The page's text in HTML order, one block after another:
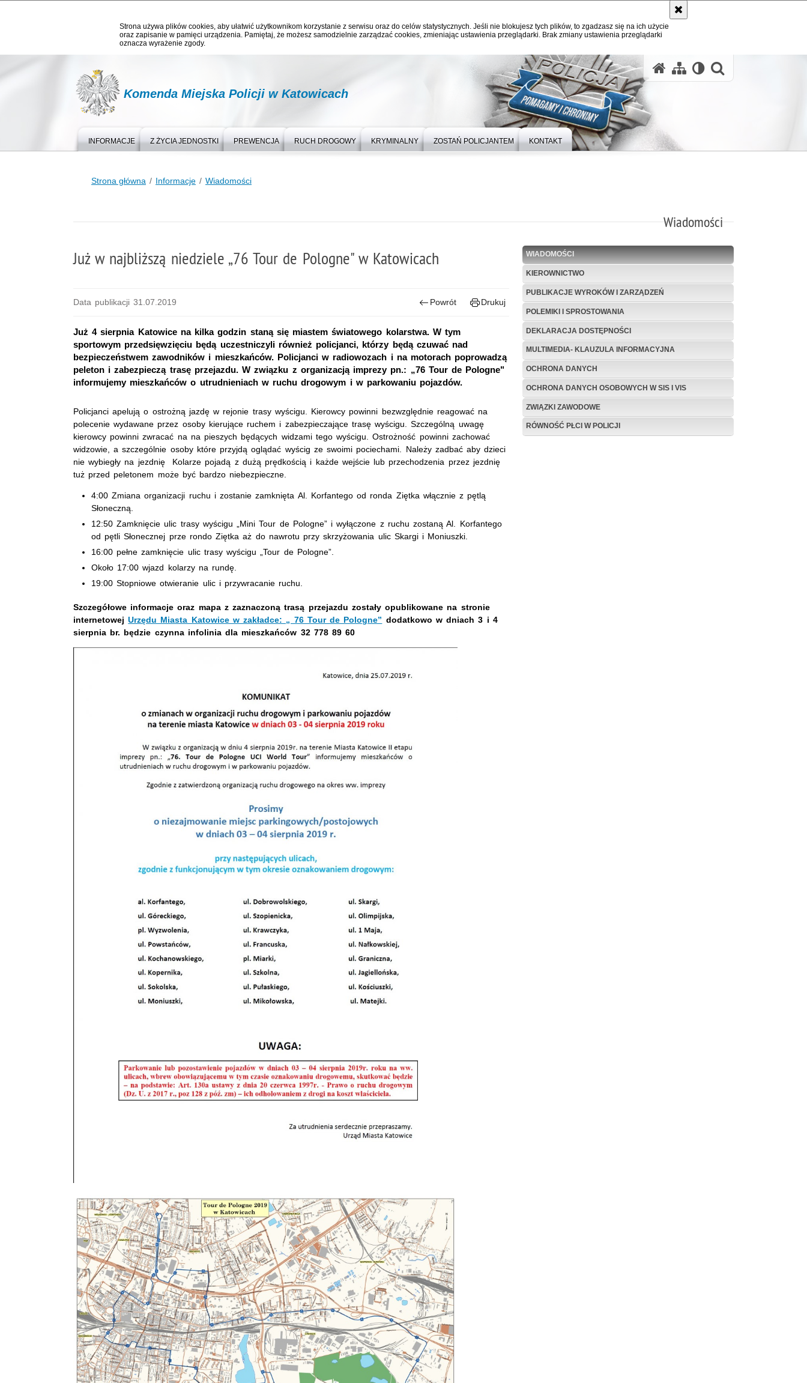
Strona używa plików cookies, aby ułatwić użytkownikom korzystanie z serwisu oraz do celów statystycznych. Jeśli nie blokujesz tych plików, to zgadzasz się na ich użycie
oraz zapisanie w pamięci urządzenia. Pamiętaj, że możesz samodzielnie zarządzać cookies, zmieniając ustawienia przeglądarki. Brak zmiany ustawienia przeglądarki
oznacza wyrażenie zgody.
Komenda Miejska Policji w Katowicach
INFORMACJE Z ŻYCIA JEDNOSTKI PREWENCJA RUCH DROGOWY KRYMINALNY ZOSTAŃ POLICJANTEM KONTAKT
Strona główna Informacje Wiadomości
Wiadomości
Już w najbliższą niedziele „76 Tour de Pologne" w Katowicach
Data publikacji 31.07.2019 Powrót Drukuj
Już 4 sierpnia Katowice na kilka godzin staną się miastem światowego kolarstwa. W tym
sportowym przedsięwzięciu będą uczestniczyli również policjanci, którzy będą czuwać nad
bezpieczeństwem zawodników i mieszkańców. Policjanci w radiowozach i na motorach poprowadzą
peleton i zabezpieczą trasę przejazdu. W związku z organizacją imprezy pn.: „76 Tour de Pologne"
informujemy mieszkańców o utrudnieniach w ruchu drogowym i w parkowaniu pojazdów.
Policjanci apelują o ostrożną jazdę w rejonie trasy wyścigu. Kierowcy powinni bezwzględnie reagować na
polecenie wydawane przez osoby kierujące ruchem i zabezpieczające trasę wyścigu. Szczególną uwagę
kierowcy powinni zwracać na na pieszych będących widzami tego wyścigu. Ostrożność powinni zachować
widzowie, a szczególnie osoby które przyjdą oglądać wyścig ze swoimi pociechami. Należy zadbać aby dzieci
nie wybiegły na jezdnię Kolarze pojadą z dużą prędkością i każde wejście lub przechodzenia przez jezdnię
tuż przed peletonem może być bardzo niebezpieczne.
4:00 Zmiana organizacji ruchu i zostanie zamknięta Al. Korfantego od ronda Ziętka włącznie z pętlą
Słoneczną.
12:50 Zamknięcie ulic trasy wyścigu „Mini Tour de Pologne” i wyłączone z ruchu zostaną Al. Korfantego
od pętli Słonecznej prze rondo Ziętka aż do nawrotu przy skrzyżowania ulic Skargi i Moniuszki.
16:00 pełne zamknięcie ulic trasy wyścigu „Tour de Pologne”.
Około 17:00 wjazd kolarzy na rundę.
19:00 Stopniowe otwieranie ulic i przywracanie ruchu.
Szczegółowe informacje oraz mapa z zaznaczoną trasą przejazdu zostały opublikowane na stronie
internetowejUrzędu Miasta Katowice w zakładce: „ 76 Tour de Pologne” dodatkowo w dniach 3 i 4
sierpnia br. będzie czynna infolinia dla mieszkańców 32 778 89 60
WIADOMOŚCI
KIEROWNICTWO
PUBLIKACJE WYROKÓW I ZARZĄDZEŃ
POLEMIKI I SPROSTOWANIA
DEKLARACJA DOSTĘPNOŚCI
MULTIMEDIA- KLAUZULA INFORMACYJNA
OCHRONA DANYCH
OCHRONA DANYCH OSOBOWYCH W SIS I VIS
ZWIĄZKI ZAWODOWE
RÓWNOŚĆ PŁCI W POLICJI